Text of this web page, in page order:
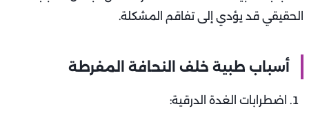
الأسباب الطبية وراء النحافة المفرطة، وأعراضها، ومتى يجب
الوزن الصحي بطريقة آمنة ومتوازنة.